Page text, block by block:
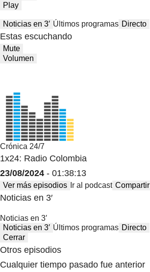
Play
Noticias en 3′ Últimos programas Directo
Estas escuchando
Mute
Volumen
Crónica 24/7
1x24: Radio Colombia
23/08/2024 - 01:38:13
Ver más episodios Ir al podcast Compartir
Noticias en 3′
Noticias en 3′
Noticias en 3′ Últimos programas Directo
Cerrar
Otros episodios
Cualquier tiempo pasado fue anterior